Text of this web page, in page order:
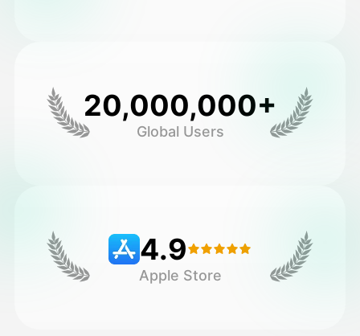
20,000,000+
Global Users
4.9
Apple Store